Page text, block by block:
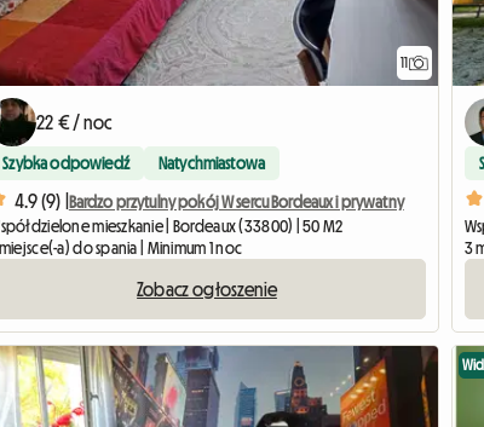
11
22 € / noc
Szybka odpowiedź Natychmiastowa
4.9 (9) |
Bardzo przytulny pokój W sercu Bordeaux i prywatny
mieszkanie | Bordeaux (33800) | 50 M2
a) do spania | Minimum 1 noc
Zobacz ogłoszenie
3